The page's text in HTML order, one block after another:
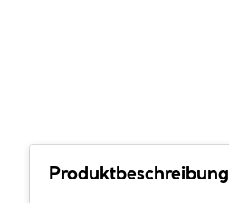
Produktbeschreibung